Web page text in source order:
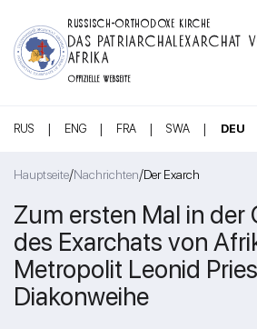
RUSSISCH-ORTHODOXE KIRCHE
DAS PATRIARCHALEXARCHAT
AFRIKA
OFFIZIELLE WEBSEITE
RUS | ENG | FRA | SWA | DEU
Hauptseite/Nachrichten/Der Exarch
Zum ersten Mal in der
des Exarchats von
Metropolit Leonid
Diakonweihe